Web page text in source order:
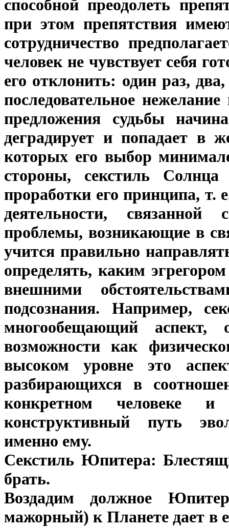
способной преодолеть
при этом препятствия
сотрудничество
человек не чувствует себя
его отклонить: один раз,
последовательное
предложения судьбы
деградирует и попадает в
которых его выбор
стороны, секстиль
проработки его принципа, т.
деятельности,
проблемы, возникающие в
учится правильно
определять, каким
внешними
подсознания. Например,
многообещающий
возможности как
высоком уровне это
разбирающихся в
конкретном человеке
конструктивный путь
именно ему.
Секстиль Юпитера:
брать.
Воздадим должное
мажорный) к Планете дает в